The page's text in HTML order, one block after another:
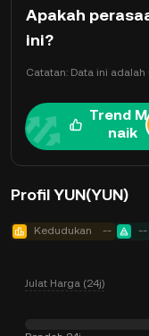
Apakah
ini?
Catatan: Data ini
Trend
naik
Profil YUN(YUN)
Kedudukan -- --
Julat Harga (24j)